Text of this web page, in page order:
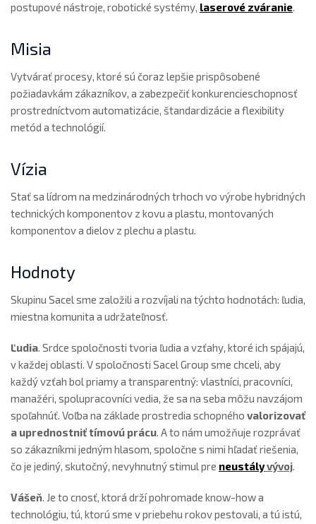
postupové nástroje, robotické systémy, laserové zváranie.
Misia
Vytvárať procesy, ktoré sú čoraz lepšie prispôsobené
požiadavkám zákazníkov, a zabezpečiť konkurencieschopnosť
prostredníctvom automatizácie, štandardizácie a flexibility
metód a technológií.
Vízia
Stať sa lídrom na medzinárodných trhoch vo výrobe hybridných
technických komponentov z kovu a plastu, montovaných
komponentov a dielov z plechu a plastu.
Hodnoty
Skupinu Sacel sme založili a rozvíjali na týchto hodnotách: ľudia,
miestna komunita a udržateľnosť.
Ľudia. Srdce spoločnosti tvoria ľudia a vzťahy, ktoré ich spájajú,
v každej oblasti. V spoločnosti Sacel Group sme chceli, aby
každý vzťah bol priamy a transparentný: vlastníci, pracovníci,
manažéri, spolupracovníci vedia, že sa na seba môžu navzájom
spoľahnúť. Voľba na základe prostredia schopného valorizovať
a uprednostniť tímovú prácu. A to nám umožňuje rozprávať
so zákazníkmi jedným hlasom, spoločne s nimi hľadať riešenia,
čo je jediný, skutočný, nevyhnutný stimul pre neustályvývoj.
Vášeň. Je to cnosť, ktorá drží pohromade know-how a
technológiu, tú, ktorú sme v priebehu rokov pestovali, a tú istú,